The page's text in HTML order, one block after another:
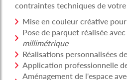
contraintes techniques de
Mise en couleur créative
Pose de parquet réalisée
millimétrique
Réalisations personnalisées
Application professionnelle
Aménagement de l'espace